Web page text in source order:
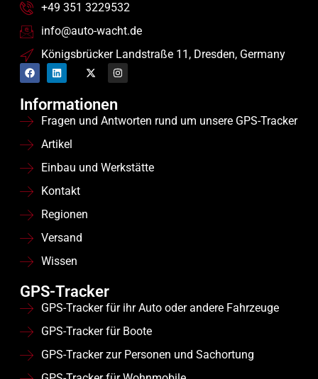
+49 351 3229532
info@auto-wacht.de
Königsbrücker Landstraße 11, Dresden, Germany
Informationen
Fragen und Antworten rund um unsere GPS-Tracker
Artikel
Einbau und Werkstätte
Kontakt
Regionen
Versand
Wissen
GPS-Tracker
GPS-Tracker für ihr Auto oder andere Fahrzeuge
GPS-Tracker für Boote
GPS-Tracker zur Personen und Sachortung